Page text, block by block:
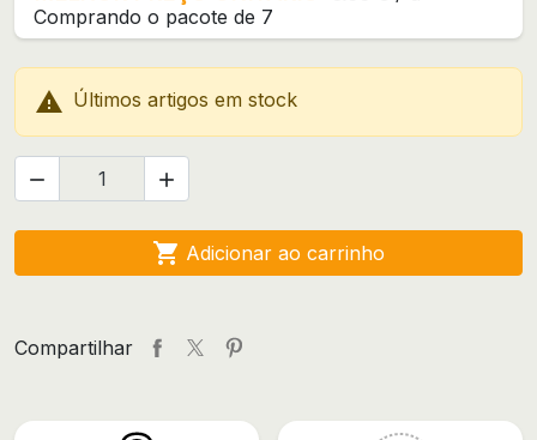
Comprando o pacote de 7
 Últimos artigos em stock
 
 Adicionar ao carrinho
Compartilhar